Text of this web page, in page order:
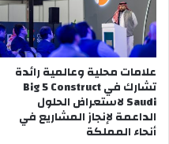
علامات محلية وعالمية رائدة
تشارك في Big 5 Construct
Saudi لاستعراض الحلول
الداعمة لإنجاز المشاريع في
أنحاء المملكة